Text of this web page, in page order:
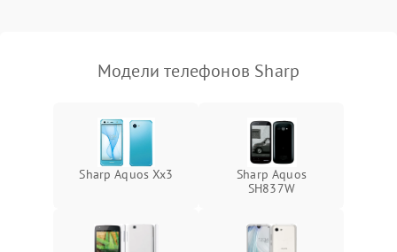
Модели телефонов Sharp
Sharp Aquos Xx3
Sharp Aquos
SH837W